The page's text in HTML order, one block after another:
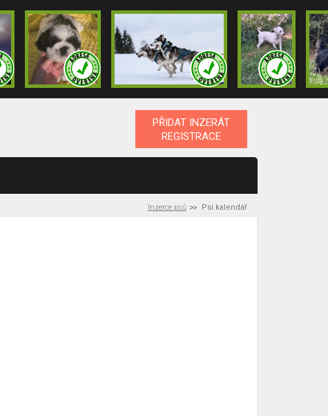
PŘIDAT INZERÁT
REGISTRACE
Inzerce psů Psí kalendář